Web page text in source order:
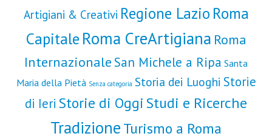
Artigiani & Creativi Regione Lazio Roma
Capitale Roma CreArtigiana Roma
InternazionaleSan Michele a Ripa Santa
Maria della Pietà Senza categoria Storia dei Luoghi Storie
di Ieri Storie di Oggi Studi e Ricerche
TradizioneTurismo a Roma